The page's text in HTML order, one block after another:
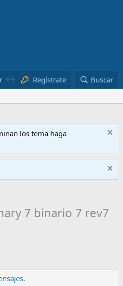
Regístrate Buscar
los tema haga
7 binario 7 rev7